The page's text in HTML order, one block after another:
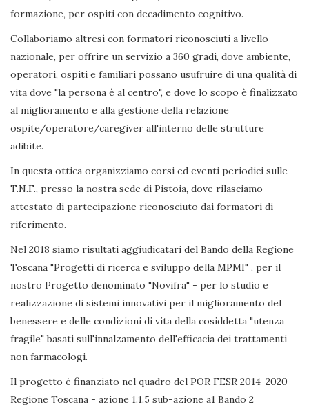
formazione, per ospiti con decadimento cognitivo.
Collaboriamo altresì con formatori riconosciuti a livello
nazionale, per offrire un servizio a 360 gradi, dove ambiente,
operatori, ospiti e familiari possano usufruire di una qualità di
vita dove "la persona è al centro", e dove lo scopo è finalizzato
al miglioramento e alla gestione della relazione
ospite/operatore/caregiver all'interno delle strutture
adibite.
In questa ottica organizziamo corsi ed eventi periodici sulle
T.N.F., presso la nostra sede di Pistoia, dove rilasciamo
attestato di partecipazione riconosciuto dai formatori di
riferimento.
Nel 2018 siamo risultati aggiudicatari del Bando della Regione
Toscana "Progetti di ricerca e sviluppo della MPMI" , per il
nostro Progetto denominato "Novifra" - per lo studio e
realizzazione di sistemi innovativi per il miglioramento del
benessere e delle condizioni di vita della cosiddetta "utenza
fragile" basati sull'innalzamento dell'efficacia dei trattamenti
non farmacologi.
Il progetto è finanziato nel quadro del POR FESR 2014-2020
Regione Toscana - azione 1.1.5 sub-azione a1 Bando 2